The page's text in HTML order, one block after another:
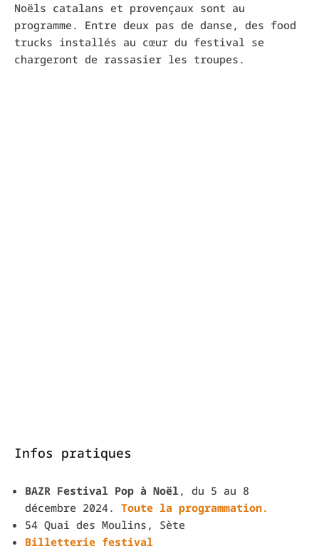
Noëls catalans et provençaux sont au
programme. Entre deux pas de danse, des food
trucks installés au cœur du festival se
chargeront de rassasier les troupes.
Infos pratiques
BAZR Festival Pop à Noël, du 5 au 8
décembre 2024. Toute la programmation.
54 Quai des Moulins, Sète
Billetterie festival